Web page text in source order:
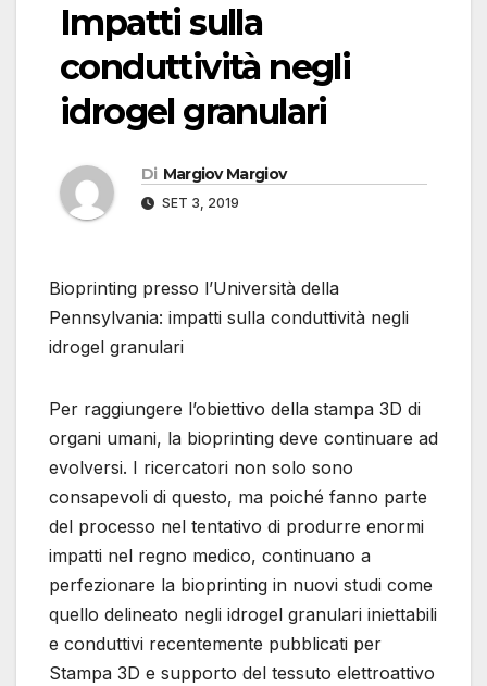
Impatti sulla
conduttività negli
idrogel granulari
Di Margiov Margiov
SET 3, 2019
Bioprinting presso l’Università della
Pennsylvania: impatti sulla conduttività negli
idrogel granulari
Per raggiungere l’obiettivo della stampa 3D di
organi umani, la bioprinting deve continuare ad
evolversi. I ricercatori non solo sono
consapevoli di questo, ma poiché fanno parte
del processo nel tentativo di produrre enormi
impatti nel regno medico, continuano a
perfezionare la bioprinting in nuovi studi come
quello delineato negli idrogel granulari iniettabili
e conduttivi recentemente pubblicati per
Stampa 3D e supporto del tessuto elettroattivo